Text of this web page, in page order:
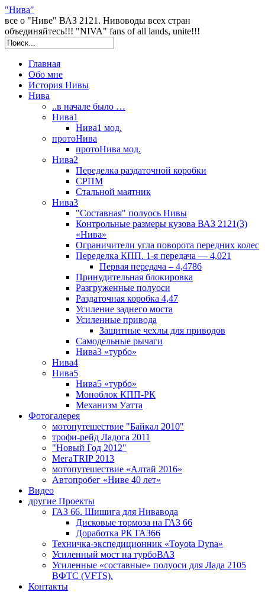
"Нива"
все о "Ниве" ВАЗ 2121. Нивоводы всех стран
объединяйтесь!!! "NIVA" fans of all lands, unite!!!
Главная
Обо мне
История Нивы
Нива
..в начале было …
Нива1
Нива1 мод.
протоНива
протоНива мод.
Нива2
Переделка раздаточной коробки
СРПМ
Стальной маятник
Нива3
"Составная" полуось Нивы
Контрольные размеры кузова ВАЗ 2121(3)
«Нива»
Ограничители угла поворота передних колес
Переделка КПП. 1-я передача — 4,021
Первая передача – 4,4786
Принудительная блокировка
Разгруженные полуоси
Раздаточная коробка 4,47
Усиление заднего моста
Усиленные привода
Защитные чехлы для приводов
Самодельные рычаги
Нива3 «турбо»
Нива4
Нива5
Нива5 «турбо»
Моноблок КПП-РК
Механизм Уатта
Фотогалерея
мотопутешествие "Байкал 2010"
трофи-рейд Ладога 2011
"Новый Год 2012"
МегаTRIP 2013
мотопутешествие «Алтай 2016»
Автопробег «Ниве 40 лет»
Видео
другие Проекты
ГАЗ 66. Шишига для Нивавода
Дисковые тормоза на ГАЗ 66
Доработка РК ГАЗ66
Техничка-экспедиционник «Toyota Dyna»
Усиленный мост на турбоВАЗ
Усиленные «составные» полуоси для Лада 2105
ВФТС (VFTS).
Контакты